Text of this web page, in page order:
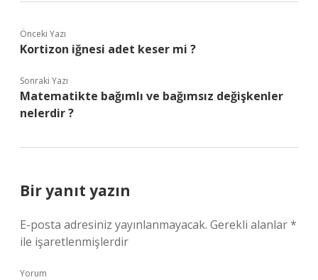
Önceki Yazı
Kortizon iğnesi adet keser mi ?
Sonraki Yazı
Matematikte bağımlı ve bağımsız değişkenler
nelerdir ?
Bir yanıt yazın
E-posta adresiniz yayınlanmayacak. Gerekli alanlar*
ile işaretlenmişlerdir
Yorum